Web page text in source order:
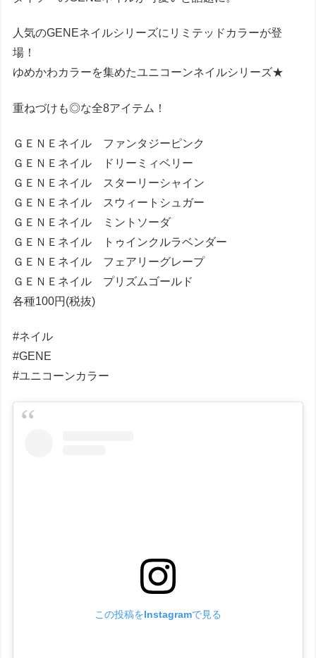
人気のGENEネイルシリーズにリミテッドカラーが登
場！
ゆめかわカラーを集めたユニコーンネイルシリーズ★
重ねづけも◎な全8アイテム！
ＧＥＮＥネイル ファンタジーピンク
ＧＥＮＥネイル ドリーミィベリー
ＧＥＮＥネイル スターリーシャイン
ＧＥＮＥネイル スウィートシュガー
ＧＥＮＥネイル ミントソーダ
ＧＥＮＥネイル トゥインクルラベンダー
ＧＥＮＥネイル フェアリーグレープ
ＧＥＮＥネイル プリズムゴールド
各種100円(税抜)
#ネイル
#GENE
#ユニコーンカラー
この投稿をInstagramで見る